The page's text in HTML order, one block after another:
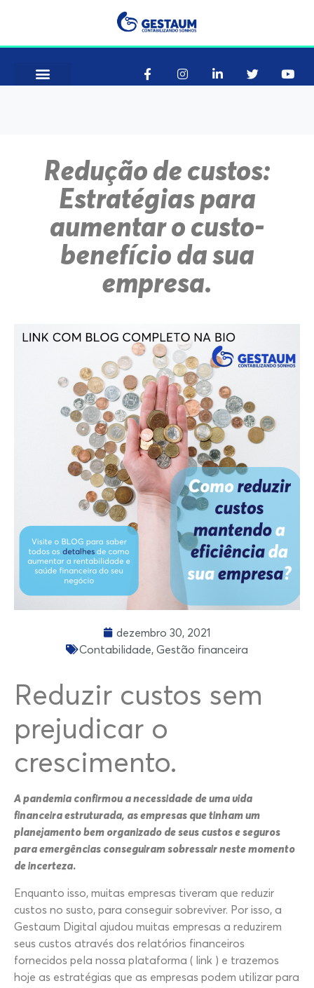
Redução de custos:
Estratégias para
aumentar o custo-
benefício da sua
empresa.
dezembro 30, 2021
Contabilidade, Gestão financeira
Reduzir custos sem
prejudicar o
crescimento.
A pandemia confirmou a necessidade de uma vida
financeira estruturada, as empresas que tinham um
planejamento bem organizado de seus custos e seguros
para emergências conseguiram sobressair neste momento
de incerteza.
Enquanto isso, muitas empresas tiveram que reduzir
custos no susto, para conseguir sobreviver. Por isso, a
Gestaum Digital ajudou muitas empresas a reduzirem
seus custos através dos relatórios financeiros
fornecidos pela nossa plataforma ( link ) e trazemos
hoje as estratégias que as empresas podem utilizar para